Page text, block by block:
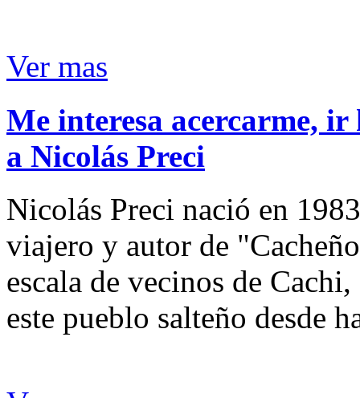
Ver mas
Me interesa acercarme,
a Nicolás Preci
Nicolás Preci nació en
viajero y autor de
escala de vecinos de
este pueblo salteño desde